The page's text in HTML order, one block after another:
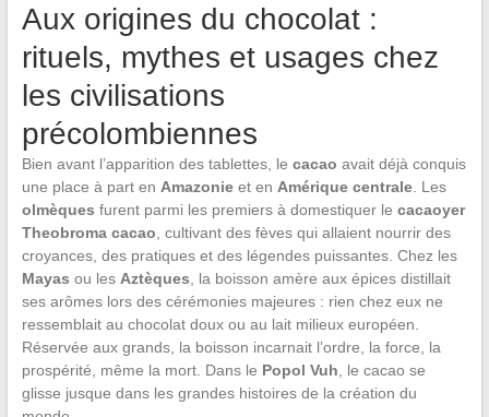
Aux origines du chocolat :
rituels, mythes et usages chez
les civilisations
précolombiennes
Bien avant l’apparition des tablettes, le cacao avait déjà conquis
une place à part en Amazonieet en Amérique centrale. Les
olmèques furent parmi les premiers à domestiquer le cacaoyer
Theobroma cacao , cultivant des fèves qui allaient nourrir des
croyances, des pratiques et des légendes puissantes. Chez les
Mayas ou les Aztèques , la boisson amère aux épices distillait
ses arômes lors des cérémonies majeures : rien chez eux ne
ressemblait au chocolat doux ou au lait milieux européen.
Réservée aux grands, la boisson incarnait l’ordre, la force, la
prospérité, même la mort. Dans le Popol Vuh , le cacao se
glisse jusque dans les grandes histoires de la création du